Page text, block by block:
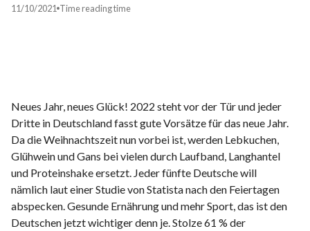
11/10/2021 Timereading time
Neues Jahr, neues Glück! 2022 steht vor der Tür und jeder
Dritte in Deutschland fasst gute Vorsätze für das neue Jahr.
Da die Weihnachtszeit nun vorbei ist, werden Lebkuchen,
Glühwein und Gans bei vielen durch Laufband, Langhantel
und Proteinshake ersetzt. Jeder fünfte Deutsche will
nämlich laut einer Studie von Statista nach den Feiertagen
abspecken. Gesunde Ernährung und mehr Sport, das ist den
Deutschen jetzt wichtiger denn je. Stolze 61 % der